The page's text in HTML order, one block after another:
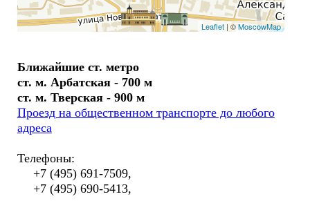
Leaflet| ©MoscowMap
Ближайшие ст. метро
ст. м. Арбатская - 700 м
ст. м. Тверская - 900 м
Проезд на общественном транспорте до любого
адреса
Телефоны:
+7 (495) 691-7509,
+7 (495) 690-5413,